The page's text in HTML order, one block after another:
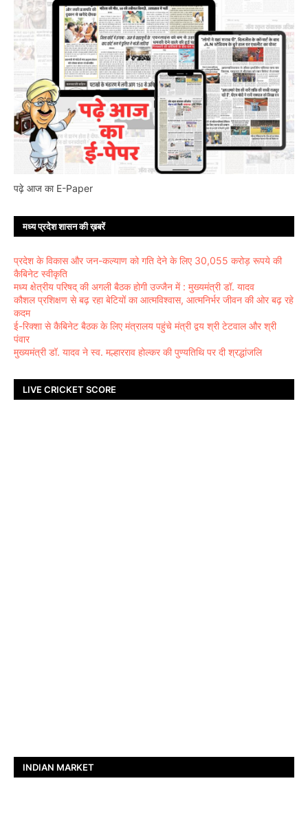
पढ़े आज का E-Paper
मध्य प्रदेश शासन की ख़बरें
प्रदेश के विकास और जन-कल्याण को गति देने के लिए 30,055 करोड़ रूपये की
कैबिनेट स्वीकृति
मध्य क्षेत्रीय परिषद् की अगली बैठक होगी उज्जैन में : मुख्यमंत्री डॉ. यादव
कौशल प्रशिक्षण से बढ़ रहा बेटियों का आत्मविश्वास, आत्मनिर्भर जीवन की ओर बढ़ रहे
कदम
ई-रिक्शा से कैबिनेट बैठक के लिए मंत्रालय पहुंचे मंत्री द्वय श्री टेटवाल और श्री
पंवार
मुख्यमंत्री डॉ. यादव ने स्व. मल्हारराव होल्कर की पुण्यतिथि पर दी श्रद्धांजलि
LIVE CRICKET SCORE
INDIAN MARKET